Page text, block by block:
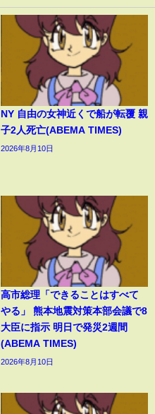
NY 自由の女神近くで船が転覆 親
子2人死亡(ABEMA TIMES)
2026年8月10日
高市総理「できることはすべて
やる」 熊本地震対策本部会議で8
大臣に指示 明日で発災2週間
(ABEMA TIMES)
2026年8月10日